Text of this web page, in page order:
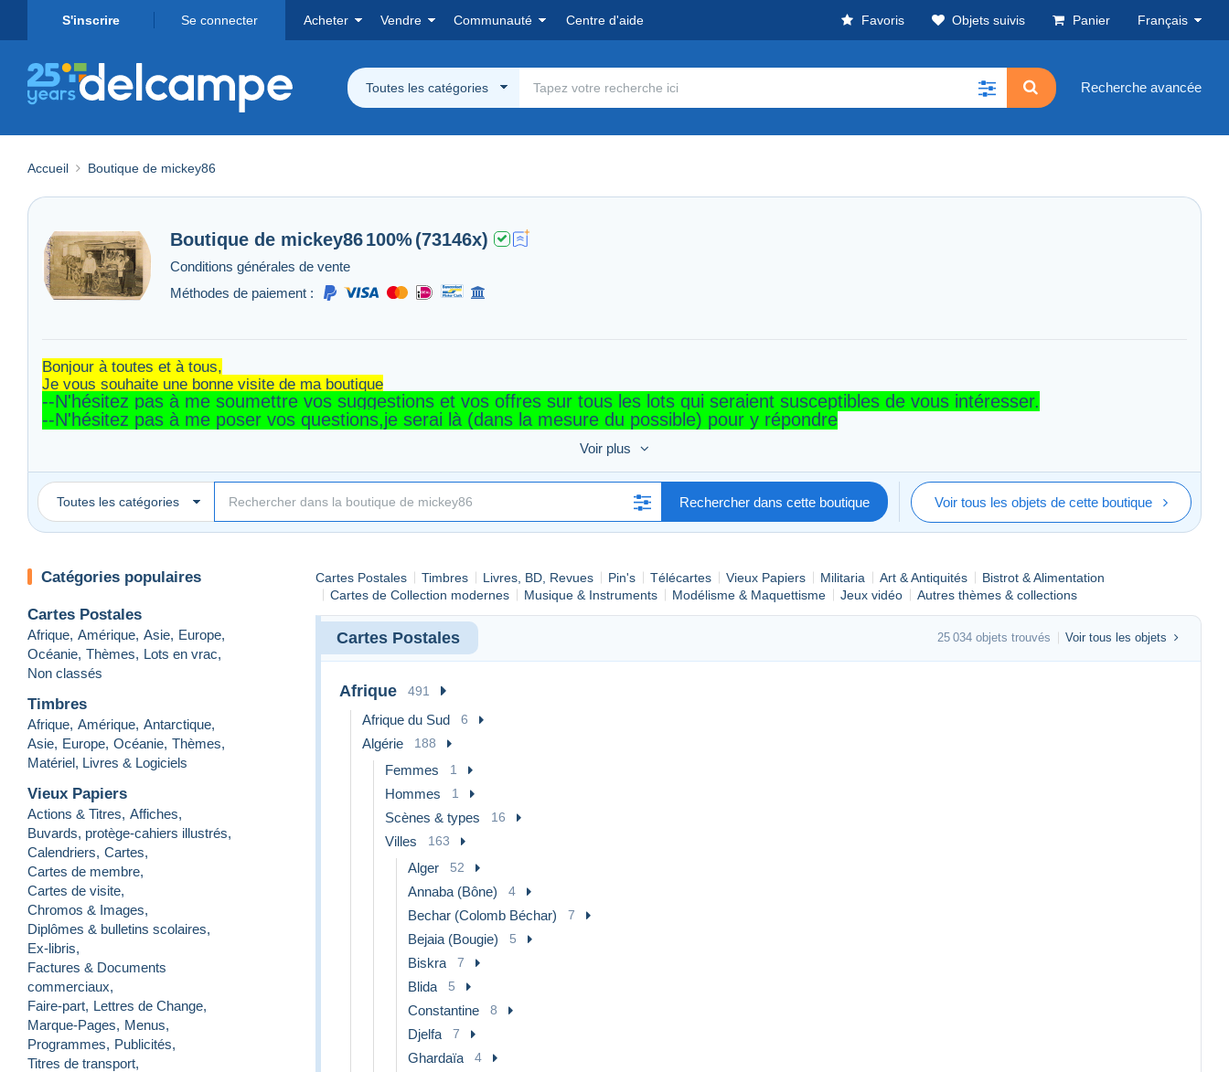
S'inscrire Se connecter Acheter Vendre Communauté Centre d'aide Favoris Objets suivis Panier Français
Toutes les catégories Recherche avancée
Accueil Boutique de mickey86
Boutique de mickey86100%(73146x)
Conditions générales de vente
Méthodes de paiement :
Bonjour à toutes et à tous,
Je vous souhaite une bonne visite de ma boutique
--N'hésitez pas à me soumettre vos suggestions et vos offres sur tous les lots qui seraient susceptibles de vous intéresser.
--N'hésitez pas à me poser vos questions,je serai là (dans la mesure du possible) pour y répondre
PROMOTIONSsur de nombreuses cartes
Prenez le temps de consulter.
Cordialement
Voir plus
Toutes les catégories Rechercher dans cette boutique Voir tous les objets de cette boutique
Catégories populaires
Cartes Postales
Afrique, Amérique, Asie, Europe,
Océanie, Thèmes, Lots en vrac,
Non classés
Timbres
Afrique, Amérique, Antarctique,
Asie, Europe, Océanie, Thèmes,
Matériel, Livres & Logiciels
Vieux Papiers
Actions & Titres, Affiches,
Buvards, protège-cahiers illustrés,
Calendriers, Cartes,
Cartes de membre,
Cartes de visite,
Chromos & Images,
Diplômes & bulletins scolaires,
Ex-libris,
Factures & Documents
commerciaux,
Faire-part, Lettres de Change,
Marque-Pages, Menus,
Programmes, Publicités,
Titres de transport,
Cartes Postales Timbres Livres, BD, Revues Pin's Télécartes Vieux Papiers Militaria Art & Antiquités
Bistrot & Alimentation
Cartes de Collection modernes
Musique & Instruments Modélisme & Maquettisme Jeux vidéo Autres thèmes & collections
Cartes Postales 25 034 objets trouvés Voir tous les objets
Afrique 491
Afrique du Sud 6
Algérie 188
Femmes 1
Hommes 1
Scènes & types 16
Villes 163
Alger 52
Annaba (Bône) 4
Bechar (Colomb Béchar) 7
Bejaia (Bougie) 5
Biskra 7
Blida 5
Constantine 8
Djelfa 7
Ghardaïa 4